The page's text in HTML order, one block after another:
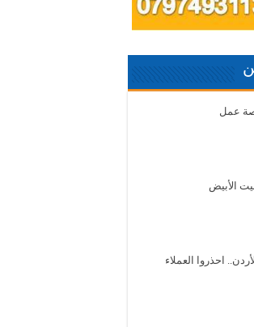
عمل
الأبيض
احذروا العملاء